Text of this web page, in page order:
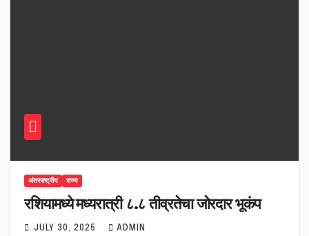
अंतरराष्ट्रीय राज्य
रशियामध्ये मध्यरात्री ८.८ तीव्रतेचा जोरदार भूकंप
JULY 30, 2025 ADMIN